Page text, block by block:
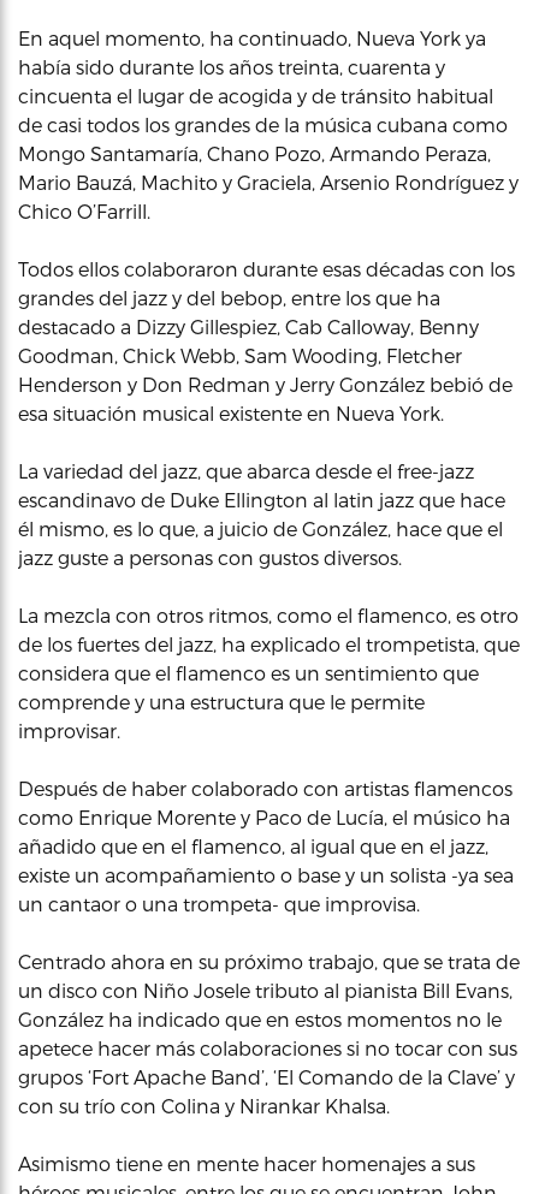
En aquel momento, ha continuado, Nueva York ya
había sido durante los años treinta, cuarenta y
cincuenta el lugar de acogida y de tránsito habitual
de casi todos los grandes de la música cubana como
Mongo Santamaría, Chano Pozo, Armando Peraza,
Mario Bauzá, Machito y Graciela, Arsenio Rondríguez y
Chico O’Farrill.
Todos ellos colaboraron durante esas décadas con los
grandes del jazz y del bebop, entre los que ha
destacado a Dizzy Gillespiez, Cab Calloway, Benny
Goodman, Chick Webb, Sam Wooding, Fletcher
Henderson y Don Redman y Jerry González bebió de
esa situación musical existente en Nueva York.
La variedad del jazz, que abarca desde el free-jazz
escandinavo de Duke Ellington al latin jazz que hace
él mismo, es lo que, a juicio de González, hace que el
jazz guste a personas con gustos diversos.
La mezcla con otros ritmos, como el flamenco, es otro
de los fuertes del jazz, ha explicado el trompetista, que
considera que el flamenco es un sentimiento que
comprende y una estructura que le permite
improvisar.
Después de haber colaborado con artistas flamencos
como Enrique Morente y Paco de Lucía, el músico ha
añadido que en el flamenco, al igual que en el jazz,
existe un acompañamiento o base y un solista -ya sea
un cantaor o una trompeta- que improvisa.
Centrado ahora en su próximo trabajo, que se trata de
un disco con Niño Josele tributo al pianista Bill Evans,
González ha indicado que en estos momentos no le
apetece hacer más colaboraciones si no tocar con sus
grupos ‘Fort Apache Band’, ‘El Comando de la Clave’ y
con su trío con Colina y Nirankar Khalsa.
Asimismo tiene en mente hacer homenajes a sus